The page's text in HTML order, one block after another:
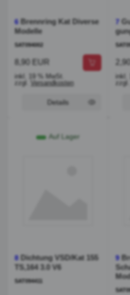
6 Brennring Kat Diverse
Modelle
SAT094002
8,90 EUR
inkl. 19 % MwSt.
zzgl.
Versandkosten
Details
7
inkl.
zzgl.
Auf Lager
8 Dichtung VSD/Kat 155
TS,164 3.0 V6
SAT094411
9